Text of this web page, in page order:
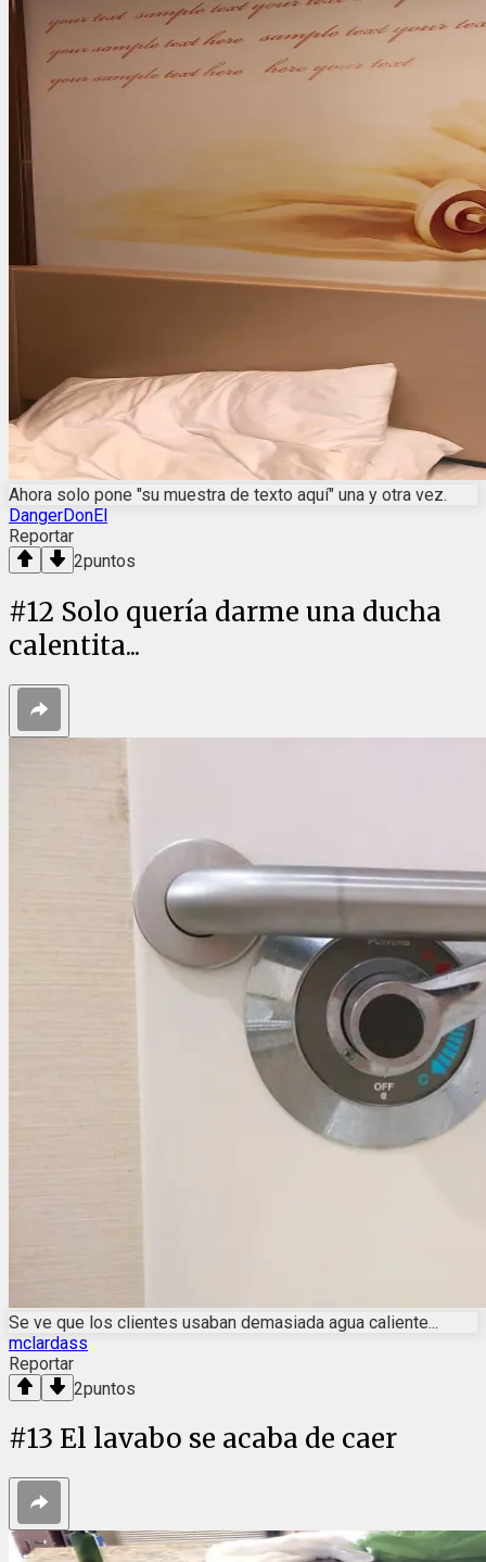
Ahora solo pone "su muestra de texto aquí" una y otra vez.
DangerDonEl
Reportar
2puntos
#12 Solo quería darme una ducha
calentita...
Se ve que los clientes usaban demasiada agua caliente...
mclardass
Reportar
2puntos
#13 El lavabo se acaba de caer